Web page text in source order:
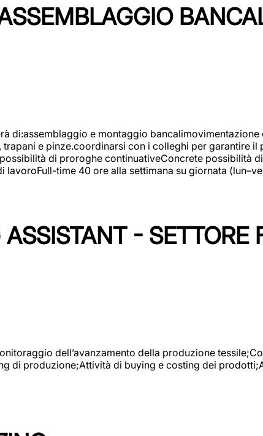
di:assemblaggio e montaggio
e pinze.coordinarsi con i colleghi per garantire
di proroghe continuativeConcrete possibilità di
lavoroFull-time 40 ore alla settimana su giornata
- SETTORE
dell’avanzamento della produzione
di produzione;Attività di buying e costing dei